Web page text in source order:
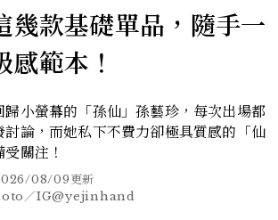
幾款基礎單品，隨手一
感範本！
歸小螢幕的「孫仙」孫藝珍，每次出場都
討論，而她私下不費力卻極具質感的「仙
關注！
08/09更新
／IG@yejinhand